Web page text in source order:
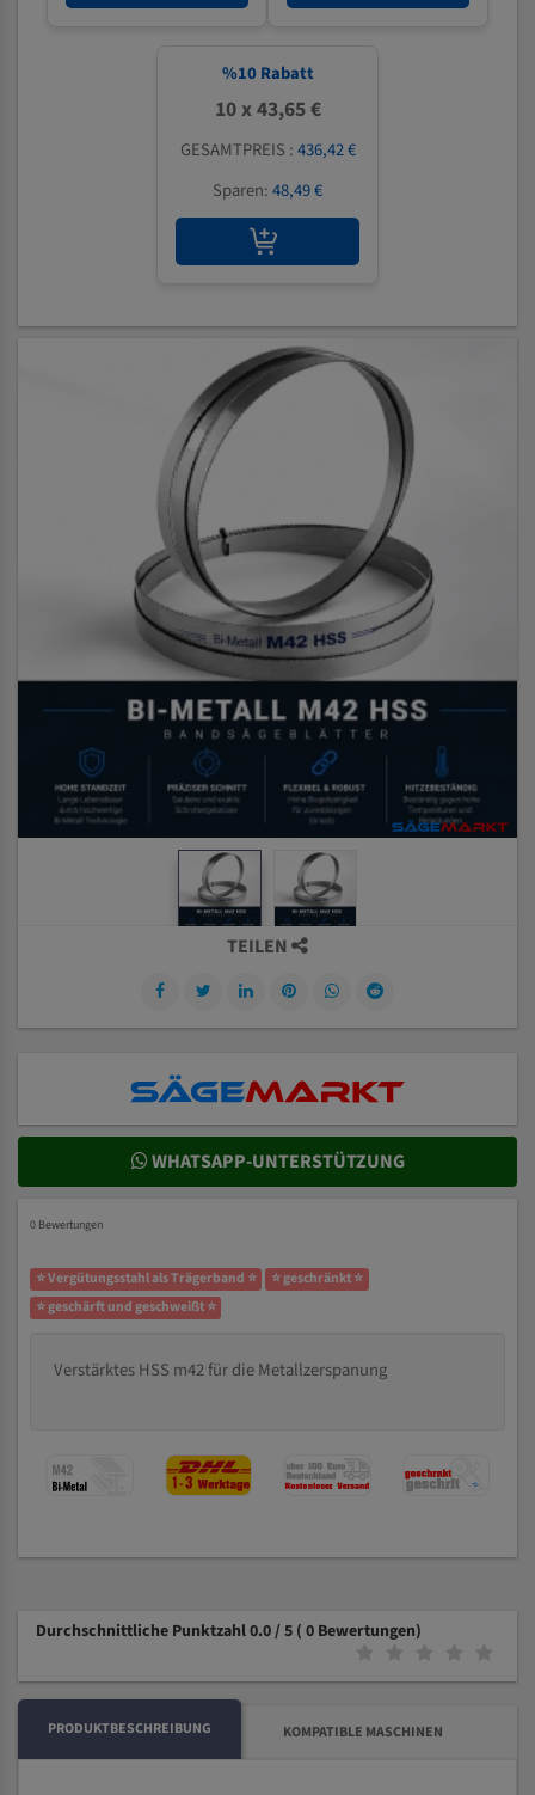
%10 Rabatt
10 x 43,65 €
GESAMTPREIS :436,42 €
Sparen:48,49 €
TEILEN
WHATSAPP-UNTERSTÜTZUNG
0 Bewertungen
⭐ Vergütungsstahl als Trägerband ⭐
⭐ geschränkt ⭐
⭐ geschärft und geschweißt ⭐
Verstärktes HSS m42 für die Metallzerspanung
Durchschnittliche Punktzahl 0.0 / 5 ( 0 Bewertungen)
PRODUKTBESCHREIBUNG KOMPATIBLE MASCHINEN